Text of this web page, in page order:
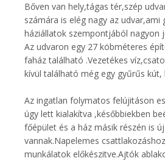
Bőven van hely,tágas tér,szép
számára is elég nagy az udvar,ami
háziállatok szempontjából nagyon
Az udvaron egy 27 köbméteres
faház található .Vezetékes
kívül található még egy gyűrűs kút,
Az ingatlan folymatos felújitáson
úgy lett kialakítva ,későbbiekben
főépület és a ház másik részén is
vannak.Napelemes
munkálatok előkészitve.Ajtók